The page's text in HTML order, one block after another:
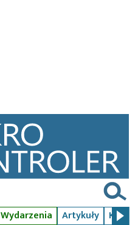
Wydarzenia Artykuły Kursy